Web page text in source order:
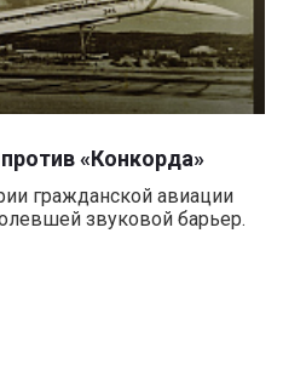
«Конкорда»
гражданской авиации
звуковой барьер.